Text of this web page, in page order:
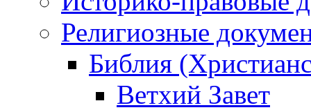
Религиозные
Библия
Ветхий Завет